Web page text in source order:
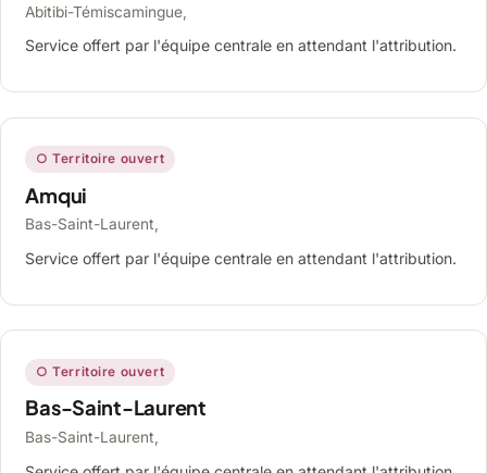
Abitibi-Témiscamingue,
Service offert par l'équipe centrale en attendant l'attribution.
○ Territoire ouvert
Amqui
Bas-Saint-Laurent,
Service offert par l'équipe centrale en attendant l'attribution.
○ Territoire ouvert
Bas-Saint-Laurent
Bas-Saint-Laurent,